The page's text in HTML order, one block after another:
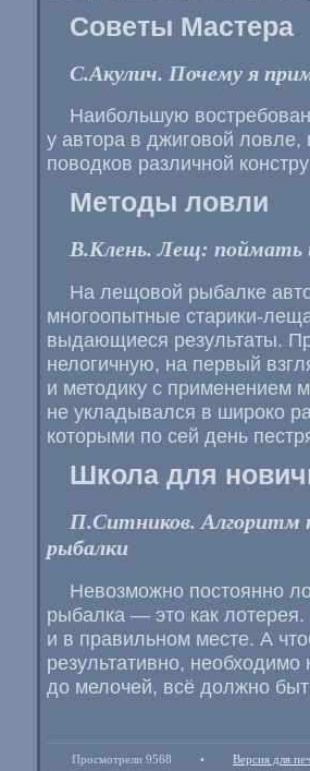
Советы Мастера
С.Акулич. Почему я
Наибольшую
у автора в джиговой ловле,
поводков различной
Методы ловли
В.Клень. Лещ: поймать
На лещовой рыбалке
многоопытные старики-
выдающиеся результаты.
нелогичную, на первый
и методику с применением
не укладывался в широко
которыми по сей день
Школа для
П.Ситников. Алгоритм
рыбалки
Невозможно постоянно
рыбалка — это как
и в правильном месте. А
результативно,
до мелочей, всё должно
Просмотрели 9568 • Версия для